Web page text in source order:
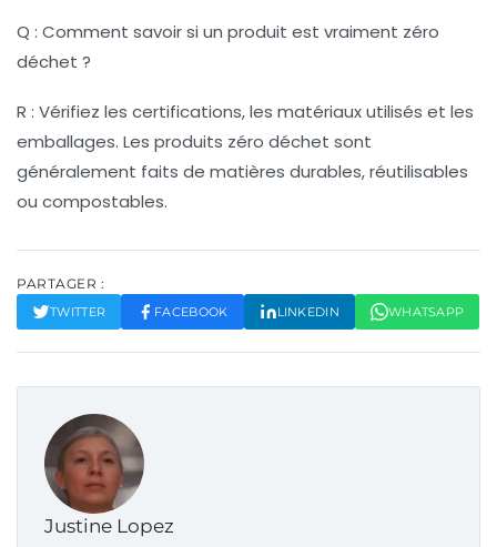
Q : Comment savoir si un produit est vraiment zéro
déchet ?
R : Vérifiez les certifications, les matériaux utilisés et les
emballages. Les produits zéro déchet sont
généralement faits de matières durables, réutilisables
ou compostables.
PARTAGER :
TWITTER FACEBOOK LINKEDIN WHATSAPP
Justine Lopez